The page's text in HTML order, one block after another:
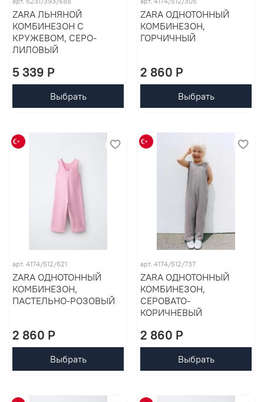
ZARA ЛЬНЯНОЙ
КОМБИНЕЗОН С
КРУЖЕВОМ, СЕРО-
ЛИЛОВЫЙ
5 339 P
Выбрать
ZARA ОДНОТОННЫЙ
КОМБИНЕЗОН,
ГОРЧИЧНЫЙ
2 860 P
Выбрать
арт. 4174/512/621
ZARA ОДНОТОННЫЙ
КОМБИНЕЗОН,
ПАСТЕЛЬНО-РОЗОВЫЙ
2 860 P
Выбрать
арт. 4174/512/737
ZARA ОДНОТОННЫЙ
КОМБИНЕЗОН,
СЕРОВАТО-
КОРИЧНЕВЫЙ
2 860 P
Выбрать